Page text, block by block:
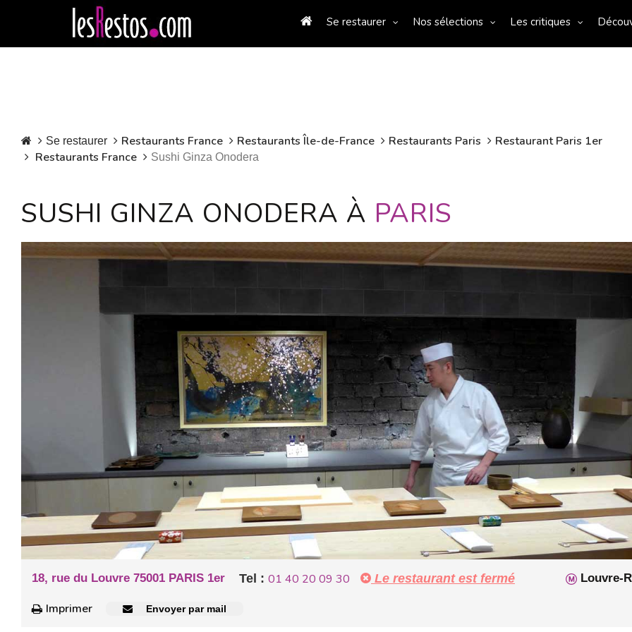
Se restaurer Nos sélections Les critiques
Se restaurer Restaurants France Restaurants Île-de-France Restaurants Paris
Restaurant Paris 1er
Restaurants France
Sushi Ginza Onodera
SUSHI GINZA ONODERA À PARIS
18, rue du Louvre 75001 PARIS 1er Louvre-
Tel : 01 40 20 09 30
Imprimer
Envoyer par mail
Le restaurant est fermé